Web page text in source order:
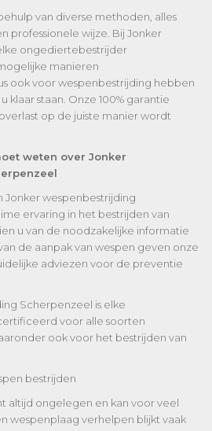
van diverse methoden, alles
professionele wijze. Bij Jonker
ongediertebestrijder
manieren
ook voor wespenbestrijding hebben
klaar staan. Onze 100% garantie
op de juiste manier wordt
weten over Jonker
Jonker wespenbestrijding
ervaring in het bestrijden van
u van de noodzakelijke informatie
de aanpak van wespen geven onze
adviezen voor de preventie
Scherpenzeel is elke
voor alle soorten
ook voor het bestrijden van
bestrijden
altijd ongelegen en kan voor veel
wespenplaag verhelpen blijkt vaak